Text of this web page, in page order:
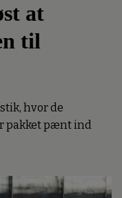
at
til
hvor de
pakket pænt ind